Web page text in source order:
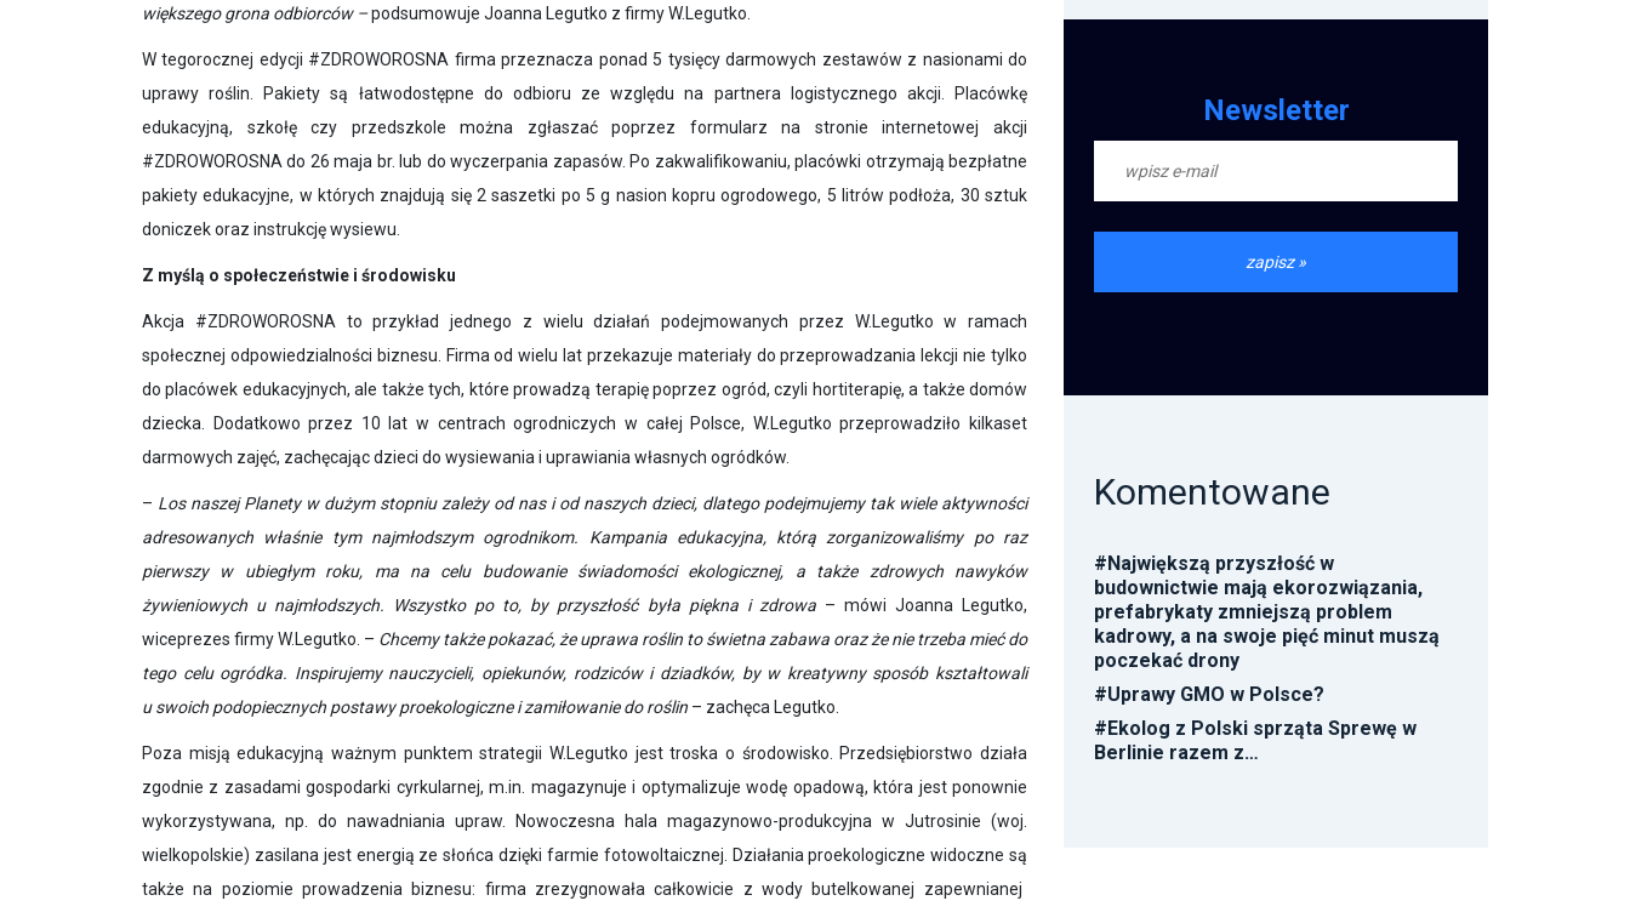
większego grona odbiorców –podsumowuje Joanna Legutko z firmy W.Legutko.
W tegorocznej edycji #ZDROWOROSNA firma przeznacza ponad 5 tysięcy darmowych zestawów z nasionami do
uprawy roślin. Pakiety są łatwodostępne do odbioru ze względu na partnera logistycznego akcji. Placówkę
edukacyjną, szkołę czy przedszkole można zgłaszać poprzez formularz na stronie internetowej akcji
#ZDROWOROSNA do 26 maja br. lub do wyczerpania zapasów. Po zakwalifikowaniu, placówki otrzymają bezpłatne
pakiety edukacyjne, w których znajdują się 2 saszetki po 5 g nasion kopru ogrodowego, 5 litrów podłoża, 30 sztuk
doniczek oraz instrukcję wysiewu.
Z myślą o społeczeństwie i środowisku
Akcja #ZDROWOROSNA to przykład jednego z wielu działań podejmowanych przez W.Legutko w ramach
społecznej odpowiedzialności biznesu. Firma od wielu lat przekazuje materiały do przeprowadzania lekcji nie tylko
do placówek edukacyjnych, ale także tych, które prowadzą terapię poprzez ogród, czyli hortiterapię, a także domów
dziecka. Dodatkowo przez 10 lat w centrach ogrodniczych w całej Polsce, W.Legutko przeprowadziło kilkaset
darmowych zajęć, zachęcając dzieci do wysiewania i uprawiania własnych ogródków.
– Los naszej Planety w dużym stopniu zależy od nas i od naszych dzieci, dlatego podejmujemy tak wiele aktywności
adresowanych właśnie tym najmłodszym ogrodnikom. Kampania edukacyjna, którą zorganizowaliśmy po raz
pierwszy w ubiegłym roku, ma na celu budowanie świadomości ekologicznej, a także zdrowych nawyków
żywieniowych u najmłodszych. Wszystko po to, by przyszłość była piękna i zdrowa– mówi Joanna Legutko,
wiceprezes firmy W.Legutko. – Chcemy także pokazać, że uprawa roślin to świetna zabawa oraz że nie trzeba mieć do
tego celu ogródka. Inspirujemy nauczycieli, opiekunów, rodziców i dziadków, by w kreatywny sposób kształtowali
u swoich podopiecznych postawy proekologiczne i zamiłowanie do roślin – zachęca Legutko.
Poza misją edukacyjną ważnym punktem strategii W.Legutko jest troska o środowisko. Przedsiębiorstwo działa
zgodnie z zasadami gospodarki cyrkularnej, m.in. magazynuje i optymalizuje wodę opadową, która jest ponownie
wykorzystywana, np. do nawadniania upraw. Nowoczesna hala magazynowo-produkcyjna w Jutrosinie (woj.
wielkopolskie) zasilana jest energią ze słońca dzięki farmie fotowoltaicznej. Działania proekologiczne widoczne są
także na poziomie prowadzenia biznesu: firma zrezygnowała całkowicie z wody butelkowanej zapewnianej
Newsletter
Komentowane
#Największą przyszłość w
budownictwie mają ekorozwiązania,
prefabrykaty zmniejszą problem
kadrowy, a na swoje pięć minut muszą
poczekać drony
#Uprawy GMO w Polsce?
#Ekolog z Polski sprząta Sprewę w
Berlinie razem z…